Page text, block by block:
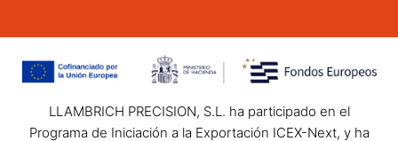
LLAMBRICH PRECISION, S.L. ha participado en el
Programa de Iniciación a la Exportación ICEX-Next, y ha